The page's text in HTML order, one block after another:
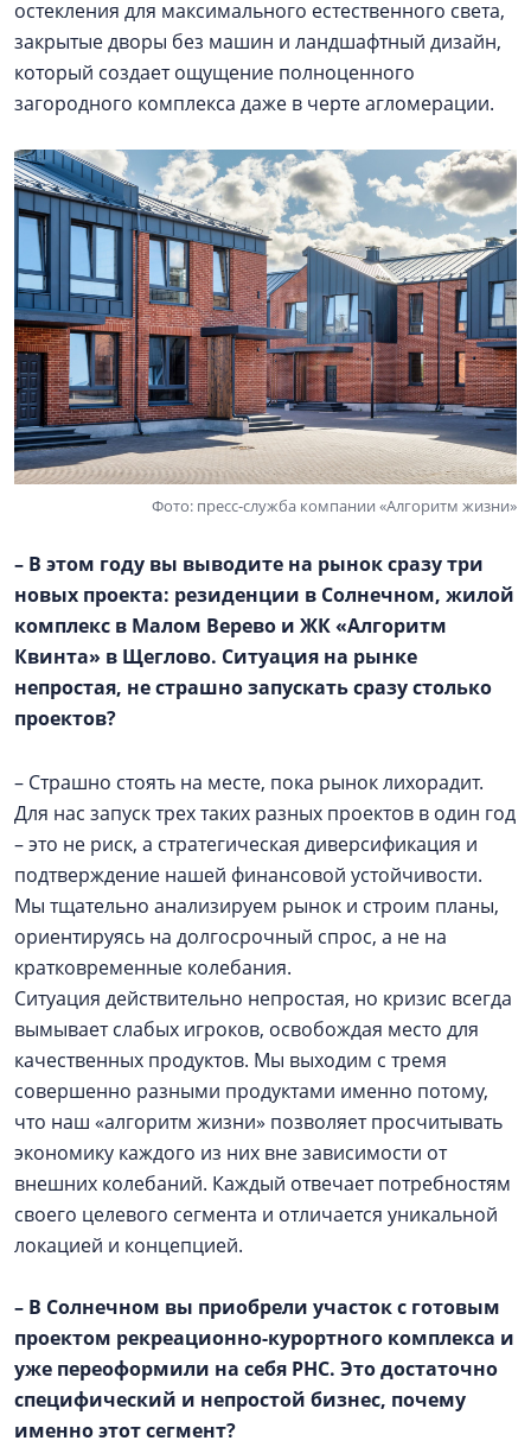
остекления для максимального естественного света,
закрытые дворы без машин и ландшафтный дизайн,
который создает ощущение полноценного
загородного комплекса даже в черте агломерации.
Фото: пресс-служба компании «Алгоритм жизни»
– В этом году вы выводите на рынок сразу три
новых проекта: резиденции в Солнечном, жилой
комплекс в Малом Верево и ЖК «Алгоритм
Квинта» в Щеглово. Ситуация на рынке
непростая, не страшно запускать сразу столько
проектов?
– Страшно стоять на месте, пока рынок лихорадит.
Для нас запуск трех таких разных проектов в один год
– это не риск, а стратегическая диверсификация и
подтверждение нашей финансовой устойчивости.
Мы тщательно анализируем рынок и строим планы,
ориентируясь на долгосрочный спрос, а не на
кратковременные колебания.
Ситуация действительно непростая, но кризис всегда
вымывает слабых игроков, освобождая место для
качественных продуктов. Мы выходим с тремя
совершенно разными продуктами именно потому,
что наш «алгоритм жизни» позволяет просчитывать
экономику каждого из них вне зависимости от
внешних колебаний. Каждый отвечает потребностям
своего целевого сегмента и отличается уникальной
локацией и концепцией.
– В Солнечном вы приобрели участок с готовым
проектом рекреационно-курортного комплекса и
уже переоформили на себя РНС. Это достаточно
специфический и непростой бизнес, почему
именно этот сегмент?